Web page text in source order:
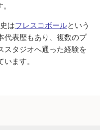
はフレスコボールという
代表歴もあり、複数のプ
スタジオへ通った経験を
ます。